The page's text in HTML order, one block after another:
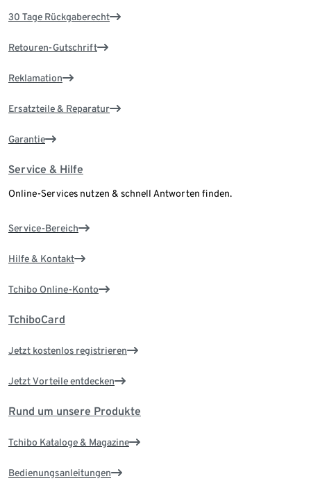
30 Tage Rückgaberecht
Retouren-Gutschrift
Reklamation
Ersatzteile & Reparatur
Garantie
Service & Hilfe
Online-Services nutzen & schnell Antworten finden.
Service-Bereich
Hilfe & Kontakt
Tchibo Online-Konto
TchiboCard
Jetzt kostenlos registrieren
Jetzt Vorteile entdecken
Rund um unsere Produkte
Tchibo Kataloge & Magazine
Bedienungsanleitungen